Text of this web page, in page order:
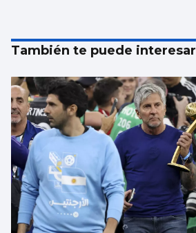
También te puede interesar